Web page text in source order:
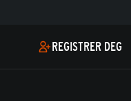
REGISTRER DEG